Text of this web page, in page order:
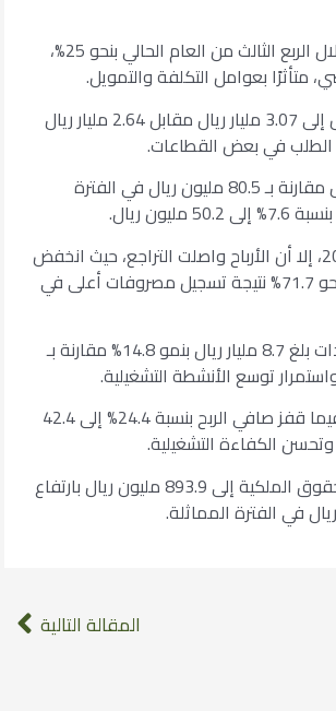
ووفقا للمؤشرات المالية المُعلنة اليوم عبر منصة “تداول” تراجع صافي الربح خلال الربع الثالث من العام الحالي بنحو 25%،
وشهدت الشركة ارتفاعًا في إجمالي الإيرادات خلال الربع الثالث بنسبة 16% لتصل إلى 3.07 مليار ريال مقابل 2.64 مليار ريال
الطلب في بعض القطاعات.
ورغم هذا النمو في المبيعات، تراجع إجمالي الربح 13.7% ليبلغ 69.47 مليون ريال مقارنة بـ 80.5 مليون ريال في الفترة
ريال.
، ارتفعت الإيرادات بنسبة 6.6% مقارنة بالربع الثاني من 2025، إلا أن الأرباح واصلت التراجع، حيث انخفض
إجمالي الربح بنسبة 9.4%، والربح التشغيلي بنسبة 5.5%، فيما هبط صافي الربح بنحو 71.7% نتيجة تسجيل مصروفات أعلى في
، حققت الشركة إجمالي إيرادات بلغ 8.7 مليار ريال بنمو 14.8% مقارنة بـ
وسجل الربح التشغيلي ارتفاعًا طفيفًا بنسبة 2.7% ليصل إلى 152.1 مليون ريال، فيما قفز صافي الربح بنسبة 24.4% إلى 42.4
وارتفع إجمالي الدخل الشامل بنسبة 49.6% إلى 44.47 مليون ريال، فيما زادت حقوق الملكية إلى 893.9 مليون ريال بارتفاع
المقالة التالية